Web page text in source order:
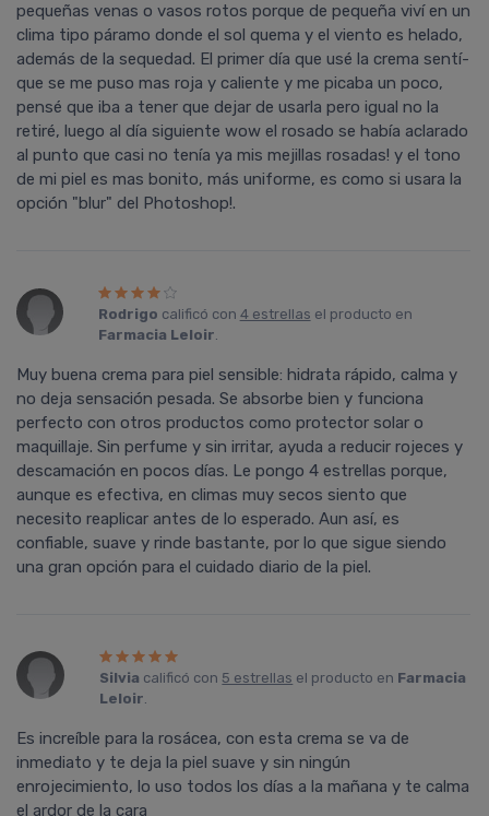
pequeñas venas o vasos rotos porque de pequeña viví­ en un
clima tipo páramo donde el sol quema y el viento es helado,
además de la sequedad. El primer dí­a que usé la crema sentí­
que se me puso mas roja y caliente y me picaba un poco,
pensé que iba a tener que dejar de usarla pero igual no la
retiré, luego al dí­a siguiente wow el rosado se habí­a aclarado
al punto que casi no tení­a ya mis mejillas rosadas! y el tono
de mi piel es mas bonito, más uniforme, es como si usara la
opción "blur" del Photoshop!.
Rodrigo calificó con 4 estrellas el producto en
Farmacia Leloir.
Muy buena crema para piel sensible: hidrata rápido, calma y
no deja sensación pesada. Se absorbe bien y funciona
perfecto con otros productos como protector solar o
maquillaje. Sin perfume y sin irritar, ayuda a reducir rojeces y
descamación en pocos días. Le pongo 4 estrellas porque,
aunque es efectiva, en climas muy secos siento que
necesito reaplicar antes de lo esperado. Aun así, es
confiable, suave y rinde bastante, por lo que sigue siendo
una gran opción para el cuidado diario de la piel.
Silvia calificó con 5 estrellas el producto en Farmacia
Leloir.
Es increíble para la rosácea, con esta crema se va de
inmediato y te deja la piel suave y sin ningún
enrojecimiento, lo uso todos los días a la mañana y te calma
el ardor de la cara